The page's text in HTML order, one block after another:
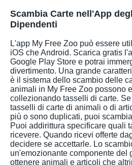
Scambia Carte nell'App
Dipendenti
L'app My Free Zoo può essere
iOS che Android. Scarica gratis
Google Play Store e potrai
divertimento. Una grande
è il sistema dello scambio delle
animali in My Free Zoo possono
collezionando tasselli di carte.
tasselli di carte di animali o di
più o sono duplicati, puoi
Puoi addirittura specificare quali
ricevere. Quando ricevi offerte
decidere se accettarle. Lo
un'emozionante componente del
ottenere animali e articoli che